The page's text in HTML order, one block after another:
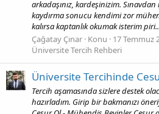
arkadaşınız, kardeşinizim.
kaydırma sonucu kendimi zor
kalırsa kaptanlık okumak isterim
Çağatay Çınar Konu 17 Temmuz
Üniversite Tercih Rehberi
Üniversite Tercihinde
Tercih aşamasında sizlere destek
hazırladım. Girip bir bakmanızı